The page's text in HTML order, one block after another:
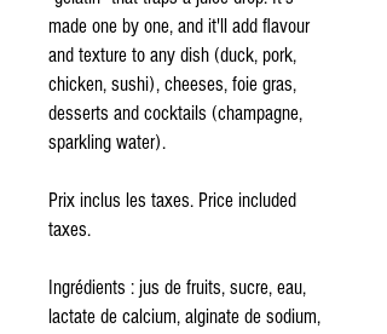
made one by one, and it'll add flavour
and texture to any dish (duck, pork,
chicken, sushi), cheeses, foie gras,
desserts and cocktails (champagne,
sparkling water).
Prix inclus les taxes. Price included
taxes.
Ingrédients : jus de fruits, sucre, eau,
lactate de calcium, alginate de sodium,